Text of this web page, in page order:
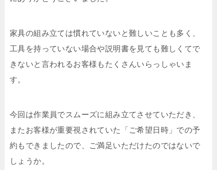
家具の組み立ては慣れていないと難しいことも多く、
工具を持っていない場合や説明書を見ても難しくてで
きないと言われるお客様もたくさんいらっしゃいま
す。
今回は作業員でスムーズに組み立てさせていただき、
またお客様が重要視されていた「ご希望日時」での予
約もできましたので、ご満足いただけたのではないで
しょうか。